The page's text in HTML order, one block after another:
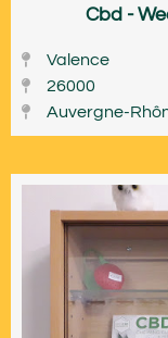
Cbd -
Valence
26000
Auvergne-